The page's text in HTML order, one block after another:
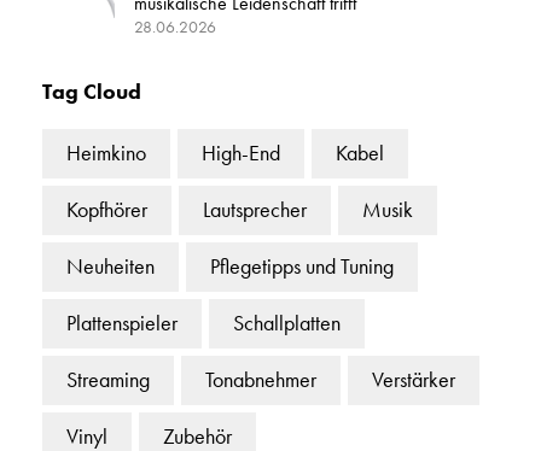
28.06.2026
Tag Cloud
Heimkino High-End Kabel
Kopfhörer Lautsprecher Musik
Neuheiten Pflegetipps und Tuning
Plattenspieler Schallplatten
Streaming Tonabnehmer Verstärker
Vinyl Zubehör